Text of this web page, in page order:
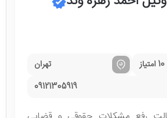
وکیل احمد زهره وند